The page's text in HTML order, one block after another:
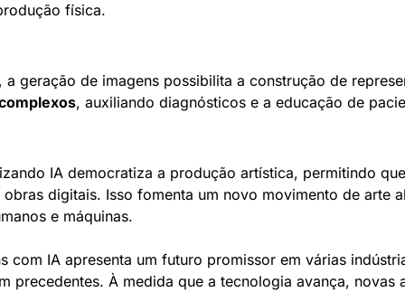
física.
, auxiliando diagnósticos e a educação de
IA democratiza a produção artística, permitindo
digitais. Isso fomenta um novo movimento de arte
e máquinas.
precedentes. À medida que a tecnologia avança, novas